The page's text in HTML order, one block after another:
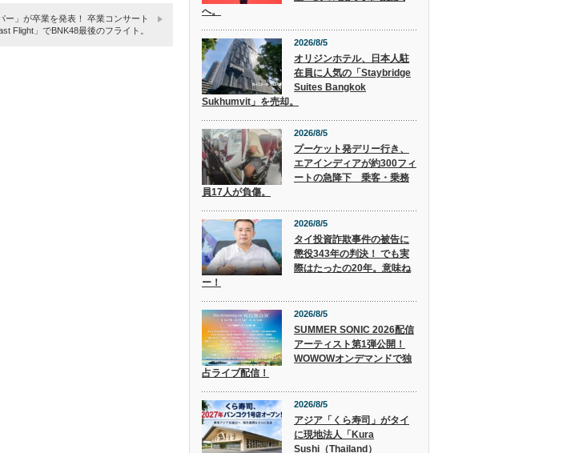
ー」が卒業を発表！ 卒業コンサート
Flight」でBNK48最後のフライト。
へ。
2026/8/5
オリジンホテル、日本人駐
在員に人気の「Staybridge
Suites Bangkok
Sukhumvit」を売却。
2026/8/5
プーケット発デリー行き、
エアインディアが約300フィ
ートの急降下 乗客・乗務
員17人が負傷。
2026/8/5
タイ投資詐欺事件の被告に
懲役343年の判決！ でも実
際はたったの20年。意味ね
ー！
2026/8/5
SUMMER SONIC 2026配信
アーティスト第1弾公開！
WOWOWオンデマンドで独
占ライブ配信！
2026/8/5
アジア「くら寿司」がタイ
に現地法人「Kura
Sushi（Thailand）